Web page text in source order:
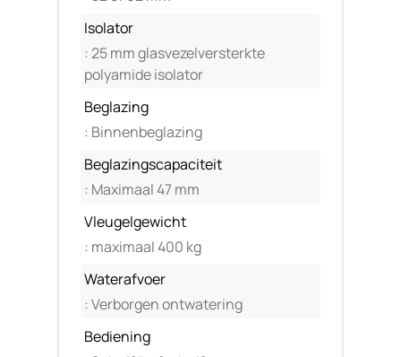
Isolator
: 25 mm glasvezelversterkte
polyamide isolator
Beglazing
: Binnenbeglazing
Beglazingscapaciteit
: Maximaal 47 mm
Vleugelgewicht
: maximaal 400 kg
Waterafvoer
: Verborgen ontwatering
Bediening